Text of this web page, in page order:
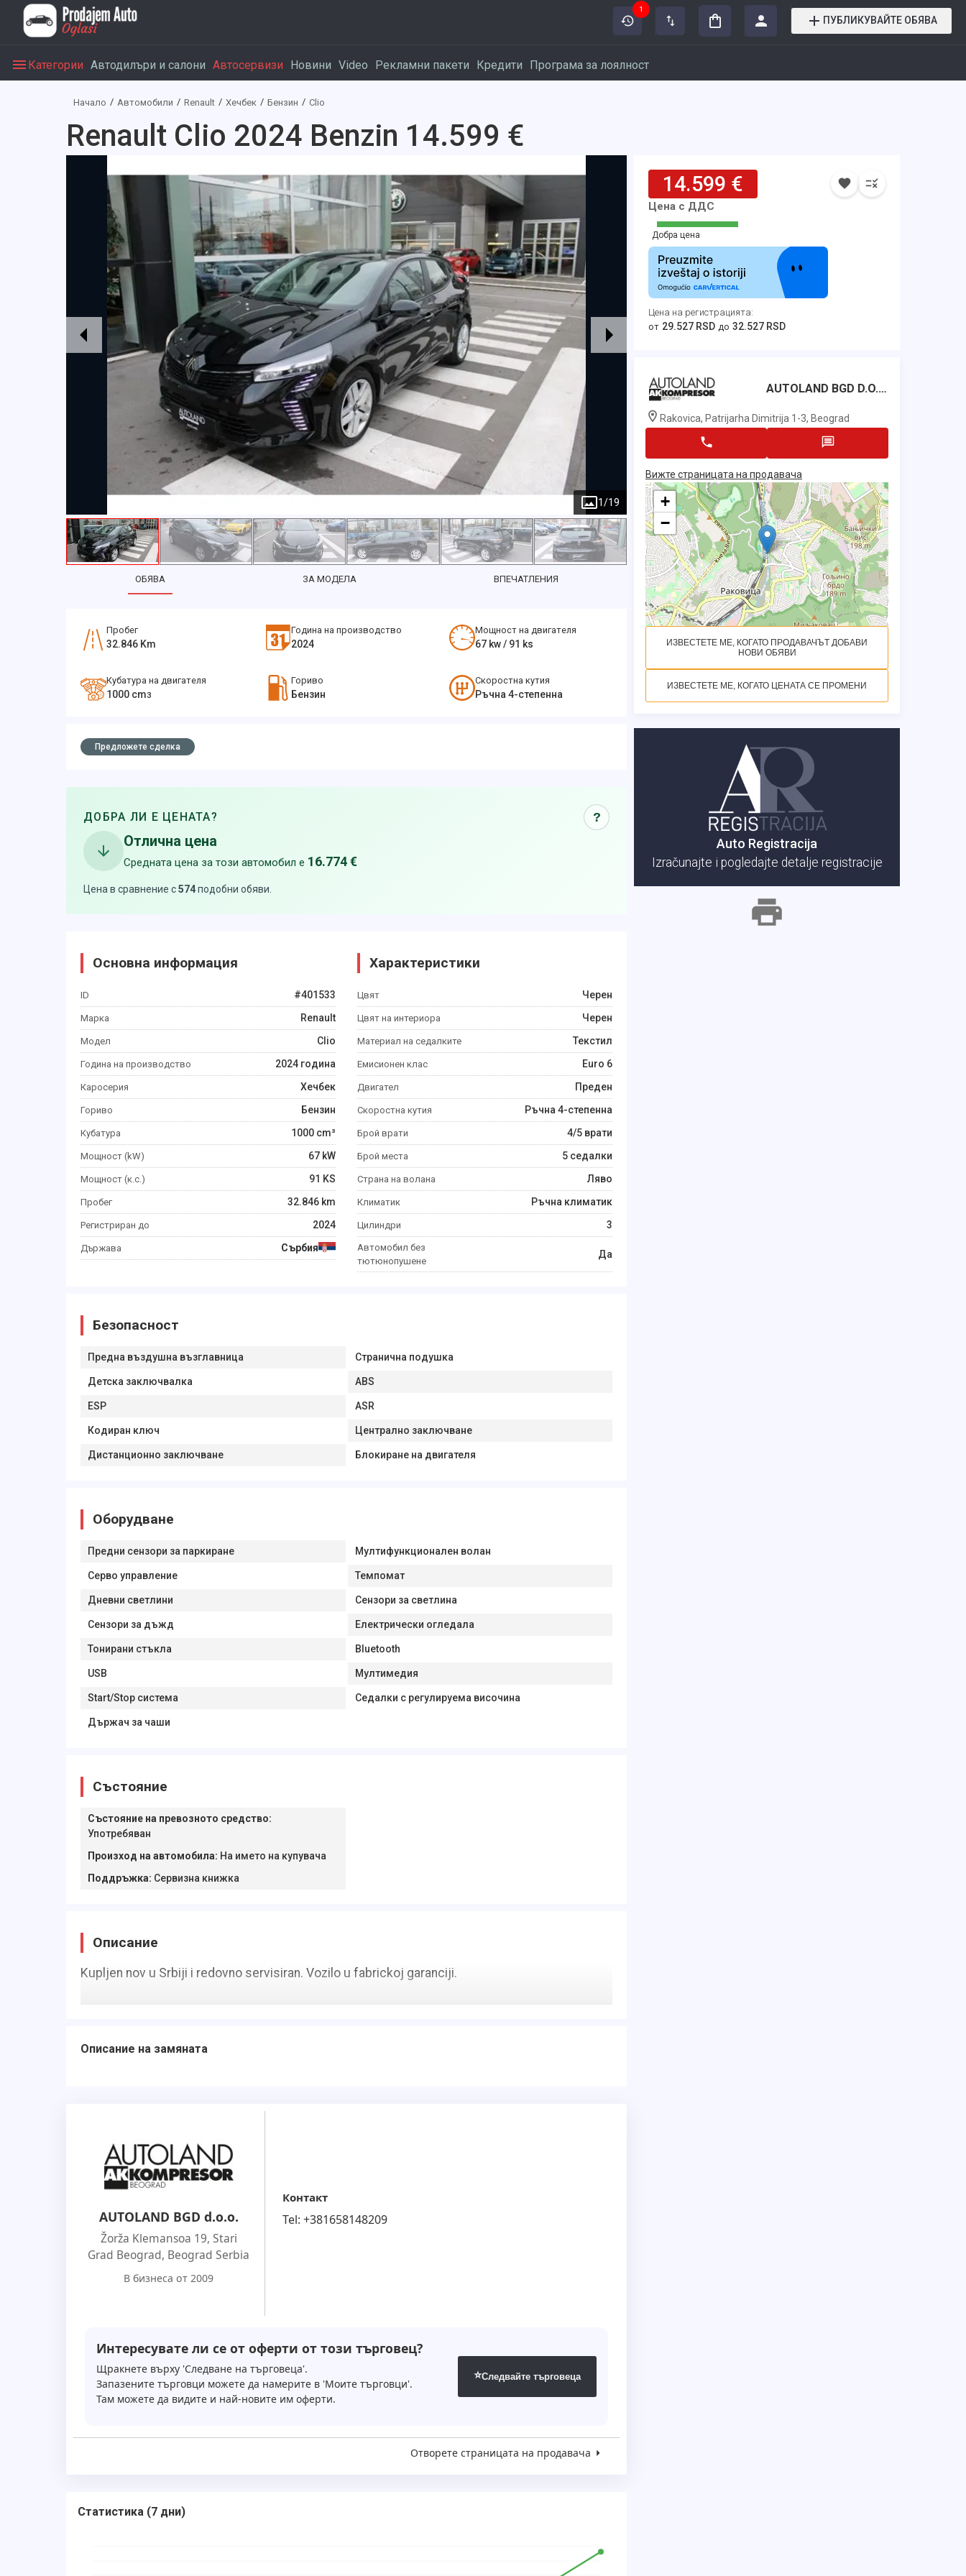
1
ПУБЛИКУВАЙТЕ ОБЯВА
Категории Автодилъри и салони Автосервизи Новини Video Рекламни пакети Кредити Програма за лоялност
Начало Автомобили Renault Хечбек Бензин Clio
Renault Clio 2024 Benzin 14.599 €
1/19
ОБЯВА ЗА МОДЕЛА ВПЕЧАТЛЕНИЯ
Пробег
32.846 Km
Година на производство
2024
Мощност на двигателя
67 kw / 91 ks
Кубатура на двигателя
1000 cm3
Гориво
Бензин
Скоростна кутия
Ръчна 4-степенна
Предложете сделка
ДОБРА ЛИ Е ЦЕНАТА? ?
Отлична цена
Средната цена за този автомобил е 16.774 €
Цена в сравнение с574подобни обяви
Основна информация
ID #401533
Марка Renault
Модел Clio
Година на производство 2024 година
Каросерия Хечбек
Гориво Бензин
Кубатура 1000 cm³
Мощност (kW) 67 kW
Мощност (к.с.) 91 KS
Пробег 32.846 km
Регистриран до 2024
Държава Сърбия
Характеристики
Цвят Черен
Цвят на интериора Черен
Материал на седалките Текстил
Емисионен клас Euro 6
Двигател Преден
Скоростна кутия Ръчна 4-степенна
Брой врати 4/5 врати
Брой места 5 седалки
Страна на волана Ляво
Климатик Ръчна климатик
Цилиндри 3
Автомобил без
тютюнопушене
Да
Безопасност
Предна въздушна възглавница Странична подушка
Детска заключвалка ABS
ESP ASR
Кодиран ключ Централно заключване
Дистанционно заключване Блокиране на двигателя
Оборудване
Предни сензори за паркиране Мултифункционален волан
Серво управление Темпомат
Дневни светлини Сензори за светлина
Сензори за дъжд Електрически огледала
Тонирани стъкла Bluetooth
USB Мултимедия
Start/Stop система Седалки с регулируема височина
Държач за чаши
Състояние
Състояние на превозното средство:
Употребяван
Произход на автомобила: На името на купувача
Поддръжка: Сервизна книжка
Описание
Kupljen nov u Srbiji i redovno servisiran. Vozilo u fabrickoj garanciji.
Описание на замяната
AUTOLAND BGD d.o.o.
Žorža Klemansoa 19, Stari
Grad Beograd, Beograd Serbia
В бизнеса от 2009
Контакт
Tel: +381658148209
Интересувате ли се от оферти от този търговец?
Щракнете върху 'Следване на търговеца'.
Запазените търговци можете да намерите в 'Моите търговци'.
Там можете да видите и най-новите им оферти.
⭐Следвайте търговеца
Отворете страницата на продавача
Статистика (7 дни)
14.599 €
Цена с ДДС
Добра цена
Цена на регистрацията:
от 29.527 RSD до 32.527 RSD
AUTOLAND BGD D.o.o.
Rakovica, Patrijarha Dimitrija 1-3, Beograd
Вижте страницата на продавача
+
−
ИЗВЕСТЕТЕ МЕ, КОГАТО ПРОДАВАЧЪТ ДОБАВИ
НОВИ ОБЯВИ
ИЗВЕСТЕТЕ МЕ, КОГАТО ЦЕНАТА СЕ ПРОМЕНИ
Auto Registracija
Izračunajte i pogledajte detalje registracije